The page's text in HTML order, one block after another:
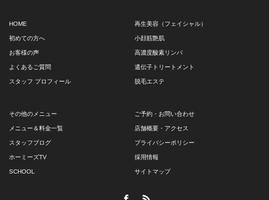
HOME
初めての方へ
お客様の声
よくあるご質問
スタッフ プロフィール
再生美容（フェイシャル）
小顔筋艶肌
高濃度酸素リンパ
遺伝子トリートメント
脱毛エステ
その他のメニュー
メニュー＆料金一覧
スタッフブログ
ホーミーズTV
SCHOOL
ご予約・お問い合わせ
店舗概要・アクセス
プライバシーポリシー
採用情報
サイトマップ